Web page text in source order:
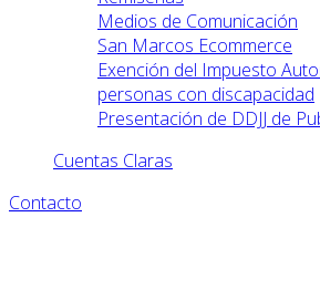
Medios de Comunicación
San Marcos Ecommerce
Exención del Impuesto
personas con discapacidad
Presentación de DDJJ de
Cuentas Claras
Contacto